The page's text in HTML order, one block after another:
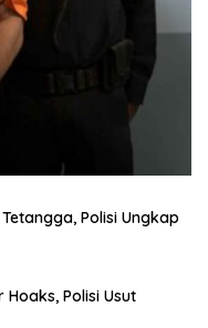
Polisi Ungkap
Polisi Usut